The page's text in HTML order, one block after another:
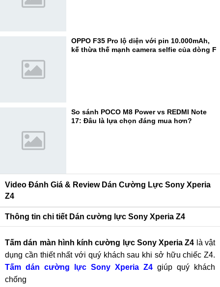
OPPO F35 Pro lộ diện với pin 10.000mAh,
kế thừa thế mạnh camera selfie của dòng F
So sánh POCO M8 Power vs REDMI Note
17: Đâu là lựa chọn đáng mua hơn?
Video Đánh Giá & Review Dán Cường Lực Sony Xperia
Z4
Thông tin chi tiết Dán cường lực Sony Xperia Z4
Tấm dán màn hình kính cường lực Sony Xperia Z4 là vật
dụng cần thiết nhất với quý khách sau khi sở hữu chiếc Z4.
Tấm dán cường lực Sony Xperia Z4 giúp quý khách
chống